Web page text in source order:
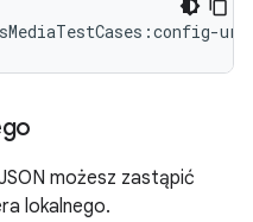
możesz zastąpić
lokalnego.